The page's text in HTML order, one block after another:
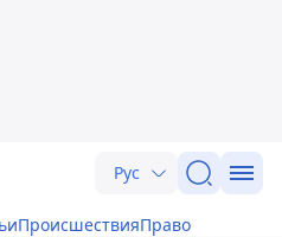
Рус
ПроисшествияПраво